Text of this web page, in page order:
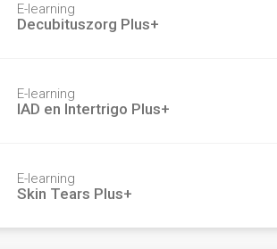
E-learning
Decubituszorg Plus+
E-learning
IAD en Intertrigo Plus+
E-learning
Skin Tears Plus+